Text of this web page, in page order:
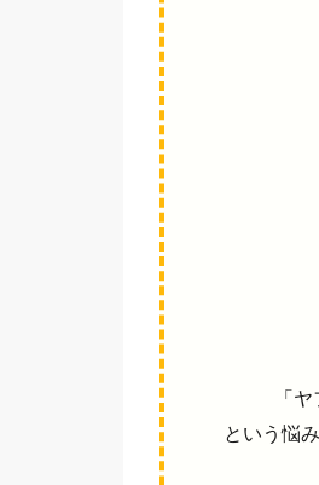
「
という悩